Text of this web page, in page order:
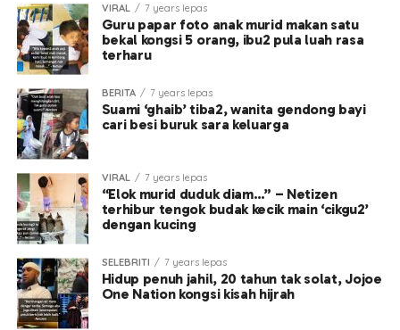
VIRAL 7 years lepas
Guru papar foto anak murid makan satu
bekal kongsi 5 orang, ibu2 pula luah rasa
terharu
BERITA 7 years lepas
Suami ‘ghaib’ tiba2, wanita gendong bayi
cari besi buruk sara keluarga
VIRAL 7 years lepas
“Elok murid duduk diam…” – Netizen
terhibur tengok budak kecik main ‘cikgu2’
dengan kucing
SELEBRITI 7 years lepas
Hidup penuh jahil, 20 tahun tak solat, Jojoe
One Nation kongsi kisah hijrah